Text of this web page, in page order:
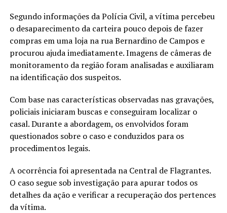
Segundo informações da Polícia Civil, a vítima percebeu
o desaparecimento da carteira pouco depois de fazer
compras em uma loja na rua Bernardino de Campos e
procurou ajuda imediatamente. Imagens de câmeras de
monitoramento da região foram analisadas e auxiliaram
na identificação dos suspeitos.
Com base nas características observadas nas gravações,
policiais iniciaram buscas e conseguiram localizar o
casal. Durante a abordagem, os envolvidos foram
questionados sobre o caso e conduzidos para os
procedimentos legais.
A ocorrência foi apresentada na Central de Flagrantes.
O caso segue sob investigação para apurar todos os
detalhes da ação e verificar a recuperação dos pertences
da vítima.